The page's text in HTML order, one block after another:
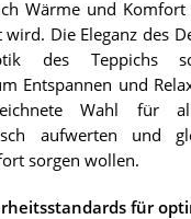
Wärme und Komfort
Die Eleganz des
des Teppichs
Entspannen und
Wahl für
aufwerten und
sorgen wollen.
für